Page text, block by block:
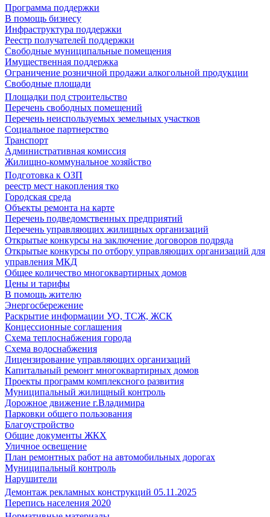
Программа поддержки
В помощь бизнесу
Инфраструктура поддержки
Реестр получателей поддержки
Свободные муниципальные помещения
Имущественная поддержка
Ограничение розничной продажи алкогольной продукции
Свободные площади
Площадки под строительство
Перечень свободных помещений
Перечень неиспользуемых земельных участков
Социальное партнерство
Транспорт
Административная комиссия
Жилищно-коммунальное хозяйство
Подготовка к ОЗП
реестр мест накопления тко
Городская среда
Объекты ремонта на карте
Перечень подведомственных предприятий
Перечень управляющих жилищных организаций
Открытые конкурсы на заключение договоров подряда
Открытые конкурсы по отбору управляющих организаций для
управления МКД
Общее количество многоквартирных домов
Цены и тарифы
В помощь жителю
Энергосбережение
Раскрытие информации УО, ТСЖ, ЖСК
Концессионные соглашения
Схема теплоснабжения города
Схема водоснабжения
Лицензирование управляющих организаций
Капитальный ремонт многоквартирных домов
Проекты программ комплексного развития
Муниципальный жилищный контроль
Дорожное движение г.Владимира
Парковки общего пользования
Благоустройство
Общие документы ЖКХ
Уличное освещение
План ремонтных работ на автомобильных дорогах
Муниципальный контроль
Нарушители
Демонтаж рекламных конструкций 05.11.2025
Перепись населения 2020